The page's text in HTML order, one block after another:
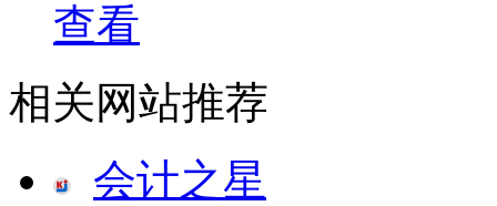
查看
相关网站推荐
会计之星